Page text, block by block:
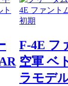
F-4E フ
空軍 ベ
ラモデ